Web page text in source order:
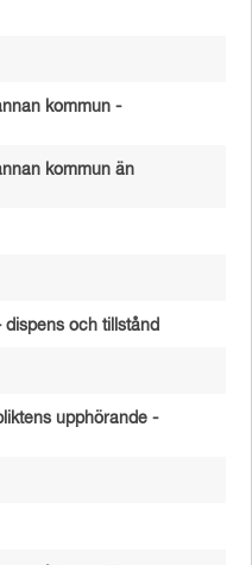
kommun -
kommun än
och tillstånd
upphörande -